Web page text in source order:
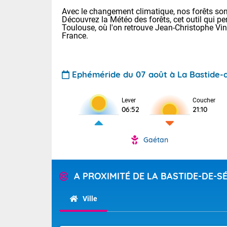
Avec le changement climatique, nos forêts
Découvrez la Météo des forêts, cet outil qui
Toulouse, où l'on retrouve Jean-Christophe
France.
Ephéméride du 07 août à La Bastide-
Lever
06:52
Coucher
21:10
Gaétan
A PROXIMITÉ DE LA BASTIDE-DE-
Ville
Voici les
: 18/25 Paris
Clermont-Fd
Limoges :
Lille : 18/26
Calme,
chaîne des
mistral